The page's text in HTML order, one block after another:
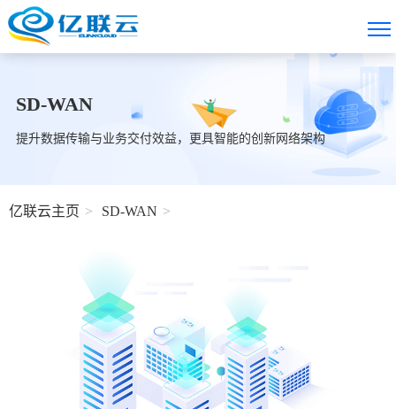
SD-WAN
提升数据传输与业务交付效益，更具智能的创新网络架构
亿联云主页 SD-WAN